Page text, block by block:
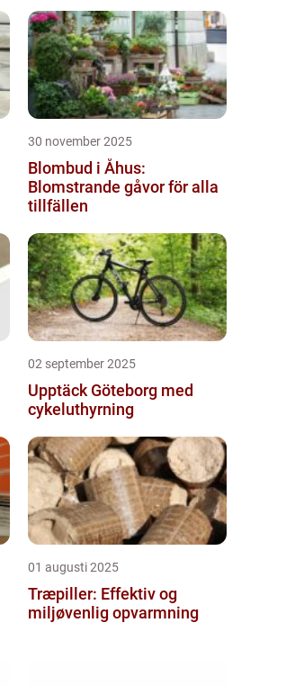
30 november 2025
Blombud i Åhus:
Blomstrande gåvor för alla
tillfällen
02 september 2025
Upptäck Göteborg med
cykeluthyrning
01 augusti 2025
Træpiller: Effektiv og
miljøvenlig opvarmning